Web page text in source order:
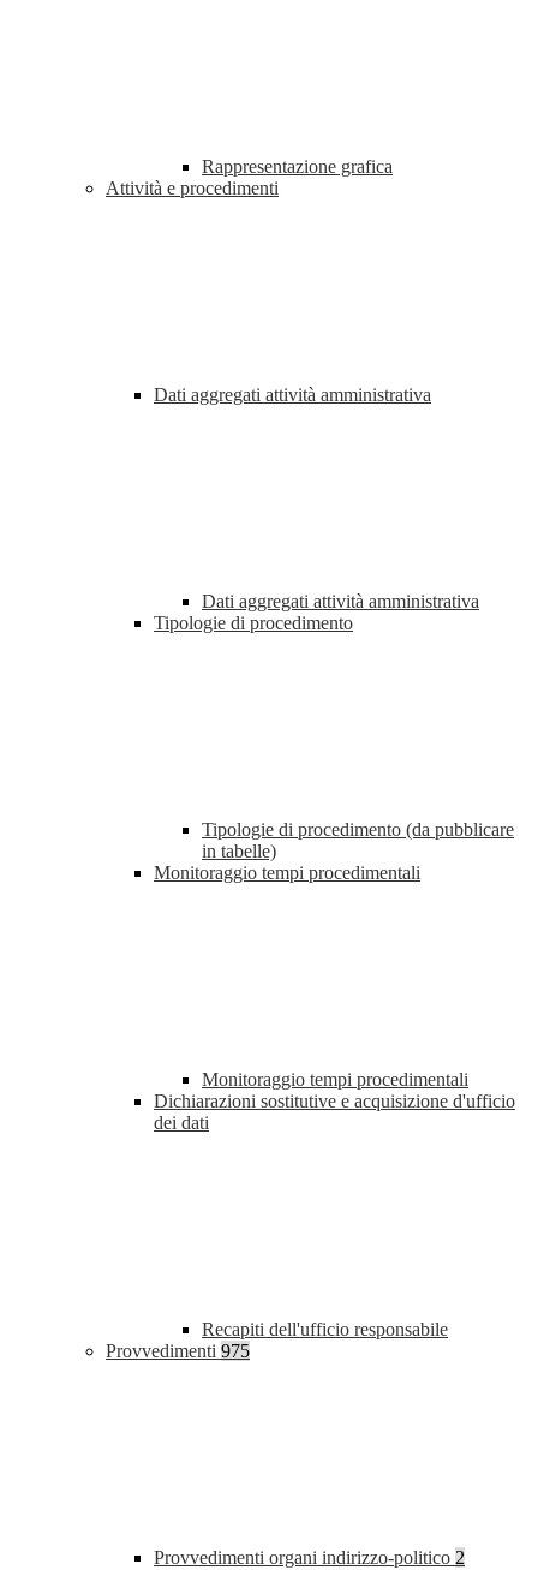
Rappresentazione grafica
Attività e procedimenti
Dati aggregati attività amministrativa
Dati aggregati attività amministrativa
Tipologie di procedimento
Tipologie di procedimento (da pubblicare
in tabelle)
Monitoraggio tempi procedimentali
Monitoraggio tempi procedimentali
Dichiarazioni sostitutive e acquisizione d'ufficio
dei dati
Recapiti dell'ufficio responsabile
Provvedimenti 975
Provvedimenti organi indirizzo-politico 2